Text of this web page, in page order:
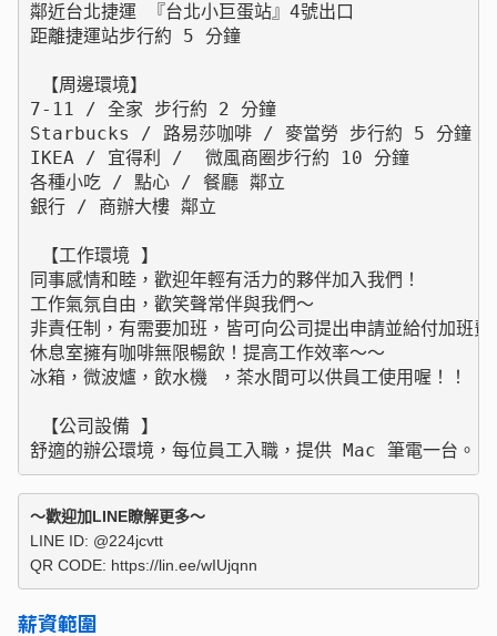
鄰近台北捷運 『台北小巨蛋站』4號出口
距離捷運站步行約 5 分鐘
【周邊環境】
7-11 / 全家 步行約 2 分鐘
Starbucks / 路易莎咖啡 / 麥當勞 步行約 5 分鐘
IKEA / 宜得利 /  微風商圈步行約 10 分鐘
各種小吃 / 點心 / 餐廳 鄰立
銀行 / 商辦大樓 鄰立
【工作環境 】
同事感情和睦，歡迎年輕有活力的夥伴加入我們！
工作氣氛自由，歡笑聲常伴與我們～
非責任制，有需要加班，皆可向公司提出申請並給付加班費
休息室擁有咖啡無限暢飲！提高工作效率～～
冰箱，微波爐，飲水機 ，茶水間可以供員工使用喔！！
【公司設備 】
舒適的辦公環境，每位員工入職，提供 Mac 筆電一台。
〜歡迎加LINE瞭解更多〜
LINE ID: @224jcvtt
QR CODE: https://lin.ee/wIUjqnn
薪資範圍